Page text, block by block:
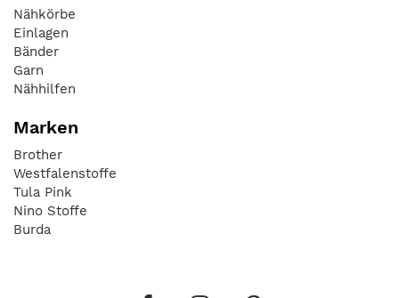
Nähkörbe
Einlagen
Bänder
Garn
Nähhilfen
Marken
Brother
Westfalenstoffe
Tula Pink
Nino Stoffe
Burda